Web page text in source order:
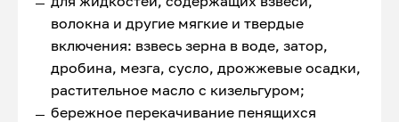
волокна и другие мягкие и твердые
включения: взвесь зерна в воде, затор,
дробина, мезга, сусло, дрожжевые осадки,
растительное масло с кизельгуром;
бережное перекачивание пенящихся